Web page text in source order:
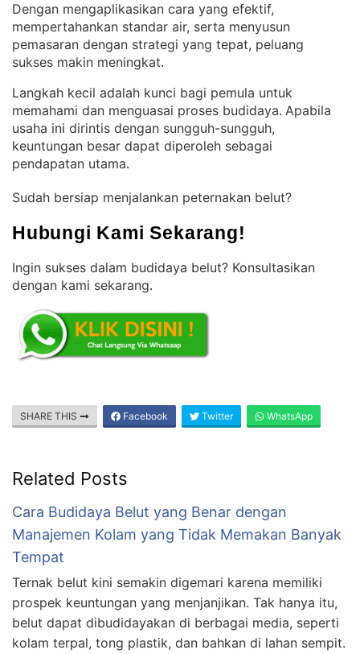
Dengan mengaplikasikan cara yang efektif,
mempertahankan standar air, serta menyusun
pemasaran dengan strategi yang tepat, peluang
sukses makin meningkat.
Langkah kecil adalah kunci bagi pemula untuk
memahami dan menguasai proses budidaya. Apabila
usaha ini dirintis dengan sungguh-sungguh,
keuntungan besar dapat diperoleh sebagai
pendapatan utama.
Sudah bersiap menjalankan peternakan belut?
Hubungi Kami Sekarang!
Ingin sukses dalam budidaya belut? Konsultasikan
dengan kami sekarang.
SHARE THIS Facebook Twitter WhatsApp
Related Posts
Cara Budidaya Belut yang Benar dengan
Manajemen Kolam yang Tidak Memakan Banyak
Tempat
Ternak belut kini semakin digemari karena memiliki
prospek keuntungan yang menjanjikan. Tak hanya itu,
belut dapat dibudidayakan di berbagai media, seperti
kolam terpal, tong plastik, dan bahkan di lahan sempit.